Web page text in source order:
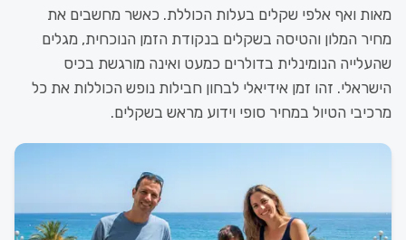
מאות ואף אלפי שקלים בעלות הכוללת. כאשר מחשבים את
מחיר המלון והטיסה בשקלים בנקודת הזמן הנוכחית, מגלים
שהעלייה הנומינלית בדולרים כמעט ואינה מורגשת בכיס
הישראלי. זהו זמן אידיאלי לבחון חבילות נופש הכוללות את כל
מרכיבי הטיול במחיר סופי וידוע מראש בשקלים.